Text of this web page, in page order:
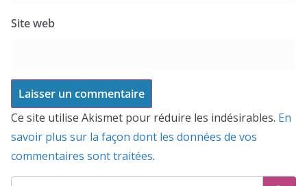
Site web
Ce site utilise Akismet pour réduire les indésirables. En
savoir plus sur la façon dont les données de vos
commentaires sont traitées.